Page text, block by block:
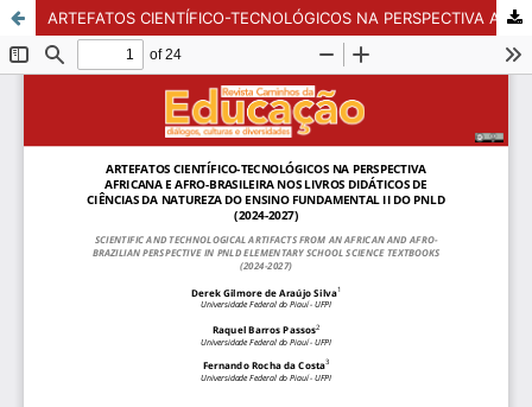
ARTEFATOS CIENTÍFICO-TECNOLÓGICOS NA PERSPECTIVA AFRICANA E AFRO-BRASILEIRA NOS LIVROS DIDÁTICOS DE CIÊNCIAS DA NATUREZA DO ENSINO FUNDAMENTAL II DO PNLD (2024-2027)